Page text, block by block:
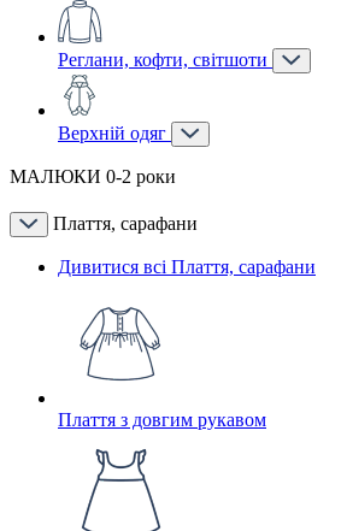
Реглани, кофти, світшоти
Верхній одяг
МАЛЮКИ 0-2 роки
Плаття, сарафани
Дивитися всі Плаття, сарафани
Плаття з довгим рукавом